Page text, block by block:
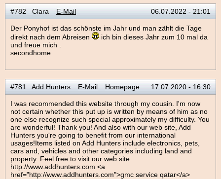
#782 Clara E-Mail 06.07.2022 - 21:01
Der Ponyhof ist das schönste im Jahr und man zählt die Tage
direkt nach dem Abreisen
ich bin dieses Jahr zum 10 mal da
und freue mich .
secondhome
#781 Add Hunters E-Mail Homepage 17.07.2020 - 16:30
I was recommended this website through my cousin. I'm now
not certain whether this put up is written by means of him as no
one else recognize such special approximately my difficulty. You
are wonderful! Thank you! And also with our web site, Add
Hunters you're going to benefit from our international
usages!Items listed on Add Hunters include electronics, pets,
cars and, vehicles and other categories including land and
property. Feel free to visit our web site
http://www.addhunters.com <a
href="http://www.addhunters.com">gmc service qatar</a>